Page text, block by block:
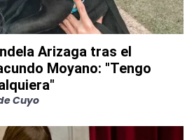
Arizaga tras el
Moyano: "Tengo
Cuyo